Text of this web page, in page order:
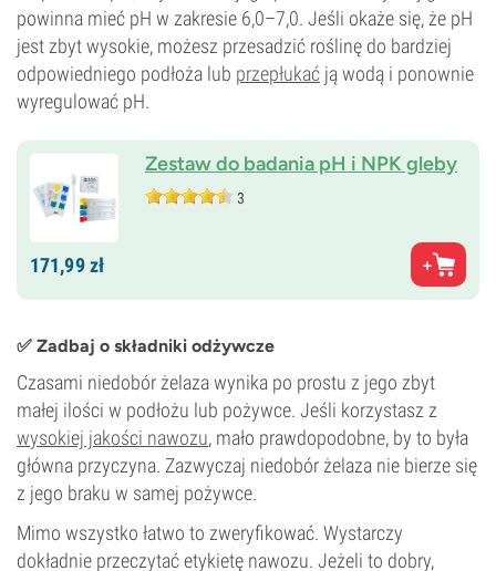
powinna mieć pH w zakresie 6,0–7,0. Jeśli okaże się, że pH
jest zbyt wysokie, możesz przesadzić roślinę do bardziej
odpowiedniego podłoża lub przepłukać ją wodą i ponownie
wyregulować pH.
Zestaw do badania pH i NPK gleby
3
171,99zł
✅ Zadbaj o składniki odżywcze
Czasami niedobór żelaza wynika po prostu z jego zbyt
małej ilości w podłożu lub pożywce. Jeśli korzystasz z
wysokiej jakości nawozu, mało prawdopodobne, by to była
główna przyczyna. Zazwyczaj niedobór żelaza nie bierze się
z jego braku w samej pożywce.
Mimo wszystko łatwo to zweryfikować. Wystarczy
dokładnie przeczytać etykietę nawozu. Jeżeli to dobry,